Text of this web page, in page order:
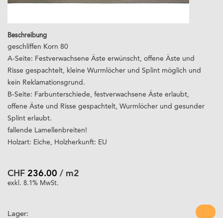
Beschreibung
geschliffen Korn 80
A-Seite: Festverwachsene Äste erwünscht, offene Äste und
Risse gespachtelt, kleine Wurmlöcher und Splint möglich und
kein Reklamationsgrund.
B-Seite: Farbunterschiede, festverwachsene Äste erlaubt,
offene Äste und Risse gespachtelt, Wurmlöcher und gesunder
Splint erlaubt.
fallende Lamellenbreiten!
Holzart: Eiche, Holzherkunft: EU
CHF 236.00 / m2
exkl. 8.1% MwSt.
Lager: